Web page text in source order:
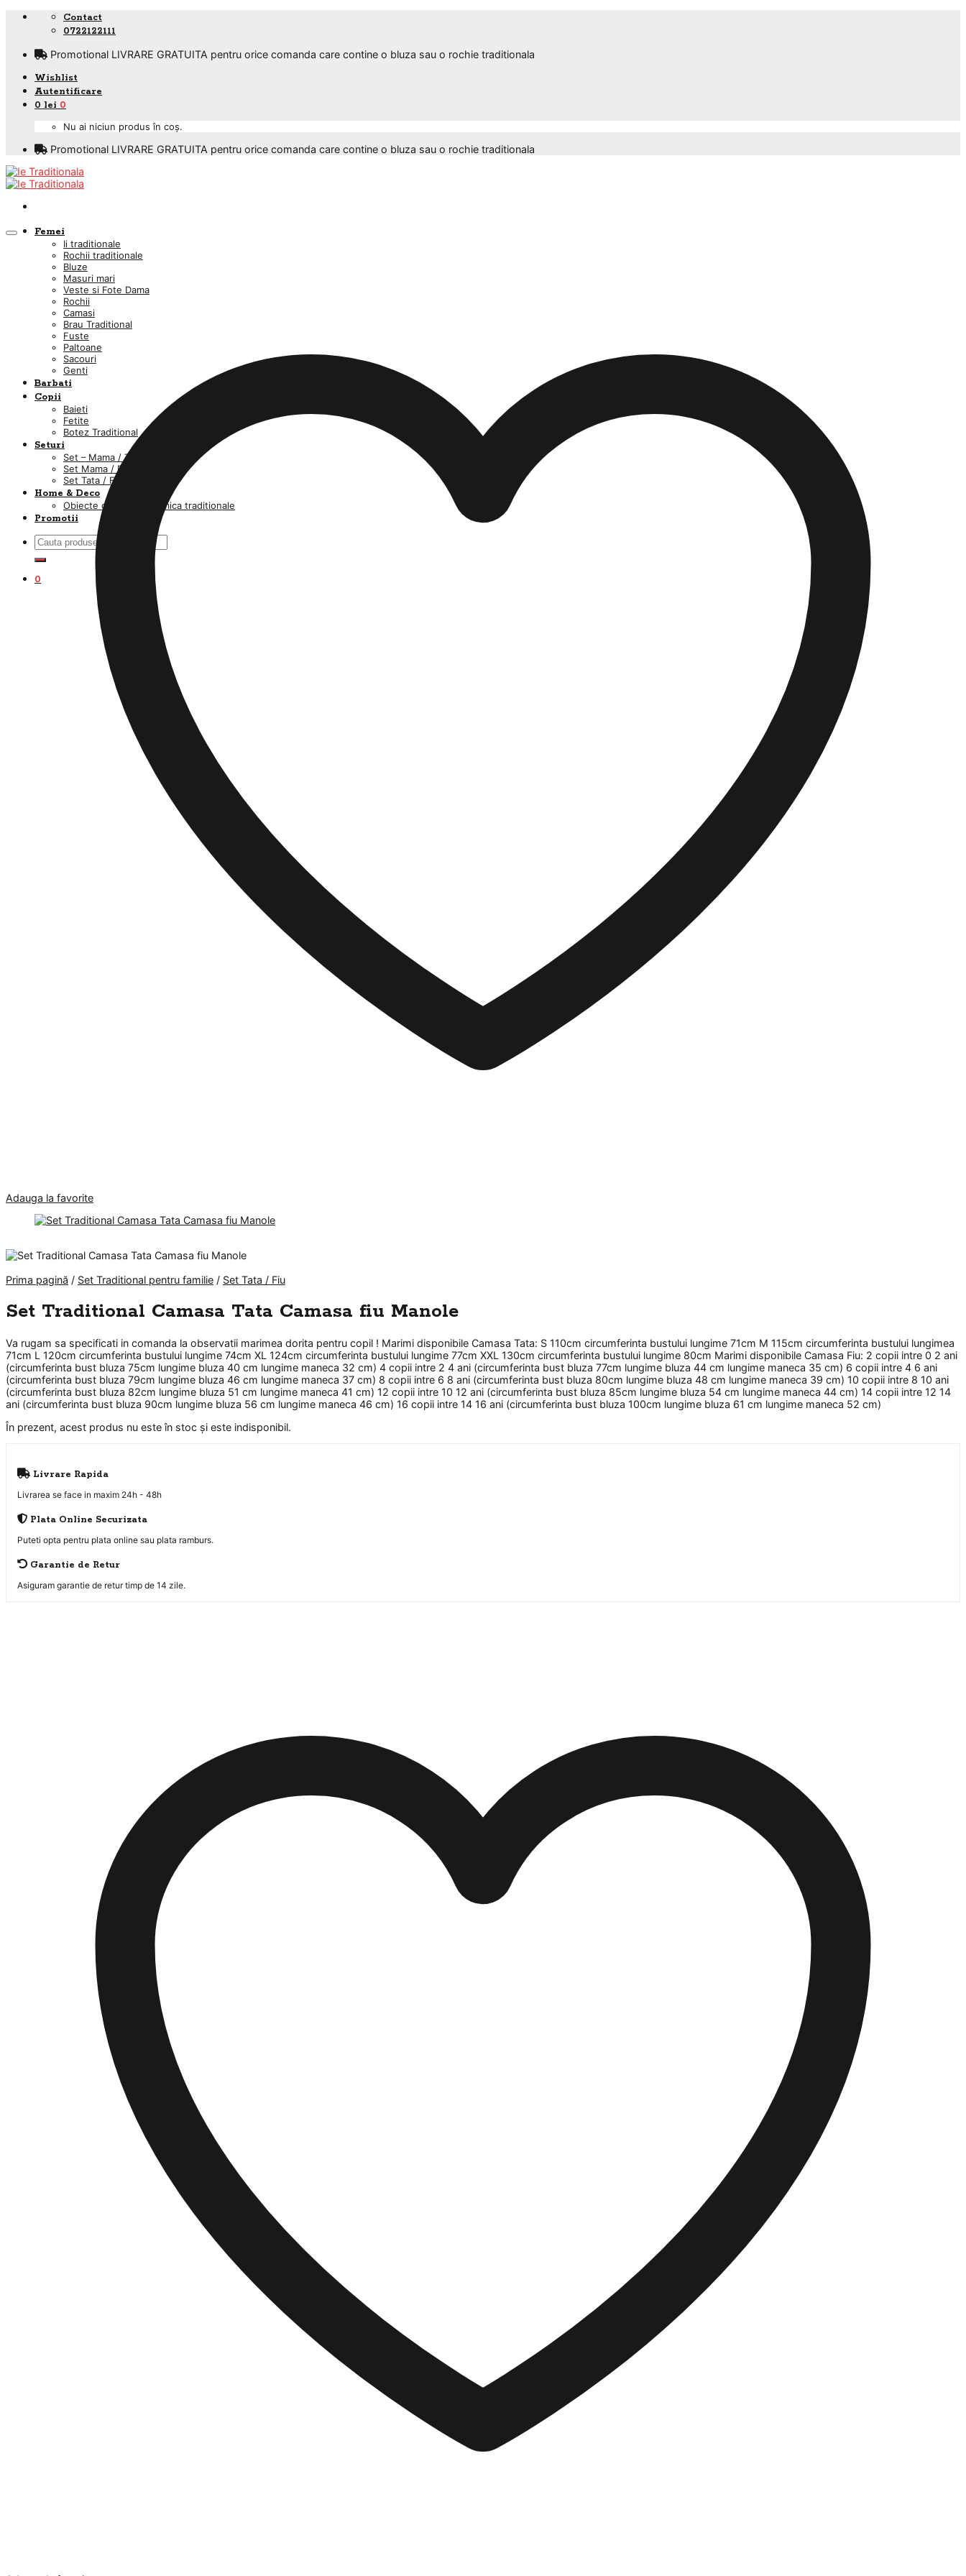
Skip
Contact
0722122111
Promotional LIVRARE GRATUITA pentru orice comanda care contine o bluza sau o rochie traditionala
Wishlist
Autentificare
0 lei 0
Nu ai niciun produs în coș.
Promotional LIVRARE GRATUITA pentru orice comanda care contine o bluza sau o rochie traditionala
Femei
Ii traditionale
Rochii traditionale
Bluze
Masuri mari
Veste si Fote Dama
Rochii
Camasi
Brau Traditional
Fuste
Paltoane
Sacouri
Genti
Barbati
Copii
Baieti
Fetite
Botez Traditional
Seturi
Set – Mama / Tata / fiica / fiu
Set Mama / Fiica
Set Tata / Fiu
Home & Deco
Obiecte din lut si ceramica traditionale
Promotii
Caută
după:
0
Adauga la favorite
Prima pagină / Set Traditional pentru familie / Set Tata / Fiu
Set Traditional Camasa Tata Camasa fiu Manole
Va rugam sa specificati in comanda la observatii marimea dorita pentru copil ! Marimi disponibile Camasa Tata: S 110cm circumferinta bustului lungime 71cm M 115cm circumferinta bustului lungimea
71cm L 120cm circumferinta bustului lungime 74cm XL 124cm circumferinta bustului lungime 77cm XXL 130cm circumferinta bustului lungime 80cm Marimi disponibile Camasa Fiu: 2 copii intre 0 2 ani
(circumferinta bust bluza 75cm lungime bluza 40 cm lungime maneca 32 cm) 4 copii intre 2 4 ani (circumferinta bust bluza 77cm lungime bluza 44 cm lungime maneca 35 cm) 6 copii intre 4 6 ani
(circumferinta bust bluza 79cm lungime bluza 46 cm lungime maneca 37 cm) 8 copii intre 6 8 ani (circumferinta bust bluza 80cm lungime bluza 48 cm lungime maneca 39 cm) 10 copii intre 8 10 ani
(circumferinta bust bluza 82cm lungime bluza 51 cm lungime maneca 41 cm) 12 copii intre 10 12 ani (circumferinta bust bluza 85cm lungime bluza 54 cm lungime maneca 44 cm) 14 copii intre 12 14
ani (circumferinta bust bluza 90cm lungime bluza 56 cm lungime maneca 46 cm) 16 copii intre 14 16 ani (circumferinta bust bluza 100cm lungime bluza 61 cm lungime maneca 52 cm)
În prezent, acest produs nu este în stoc și este indisponibil.
Livrare Rapida
Livrarea se face in maxim 24h - 48h
Plata Online Securizata
Puteti opta pentru plata online sau plata ramburs.
Garantie de Retur
Asiguram garantie de retur timp de 14 zile.